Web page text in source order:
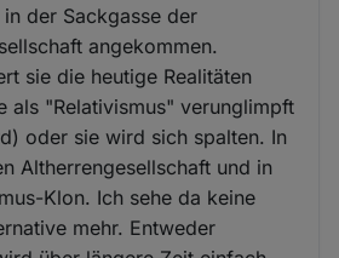
der Sackgasse der
angekommen.
sie die heutige Realitäten
als "Relativismus" verunglimpft
oder sie wird sich spalten. In
Altherrengesellschaft und in
Klon. Ich sehe da keine
mehr. Entweder